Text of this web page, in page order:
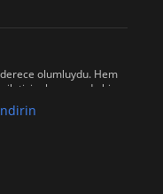
olumluydu. Hem
iletişim konusunda hiç
hemen dönüş
bir şekilde yanıt verdiler.